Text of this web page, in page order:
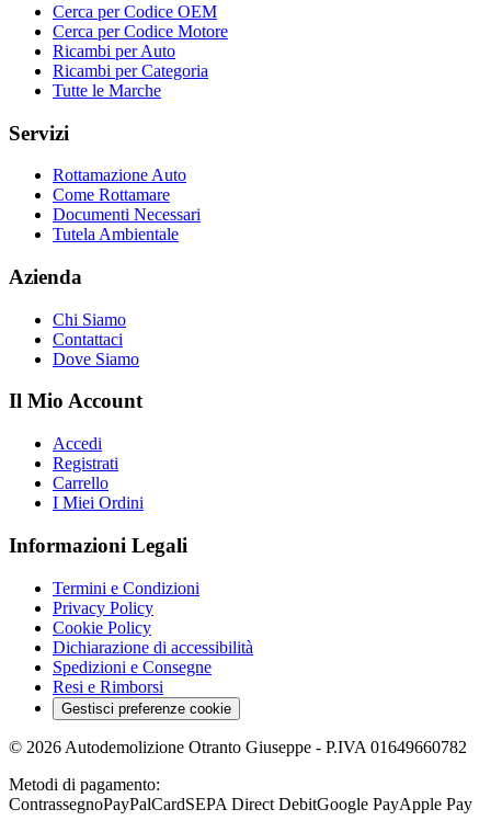
Cerca per Codice OEM
Cerca per Codice Motore
Ricambi per Auto
Ricambi per Categoria
Tutte le Marche
Servizi
Rottamazione Auto
Come Rottamare
Documenti Necessari
Tutela Ambientale
Azienda
Chi Siamo
Contattaci
Dove Siamo
Il Mio Account
Accedi
Registrati
Carrello
I Miei Ordini
Informazioni Legali
Termini e Condizioni
Privacy Policy
Cookie Policy
Dichiarazione di accessibilità
Spedizioni e Consegne
Resi e Rimborsi
Gestisci preferenze cookie
© 2026 Autodemolizione Otranto Giuseppe - P.IVA 01649660782
Metodi di pagamento:
ContrassegnoPayPalCardSEPA Direct DebitGoogle PayApple Pay